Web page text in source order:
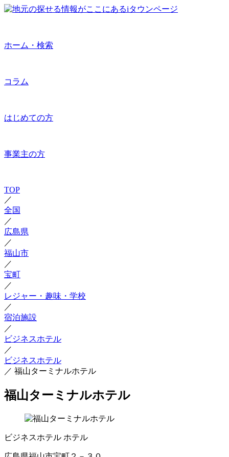
ホーム・検索
コラム
はじめての方
事業主の方
TOP
／
全国
／
広島県
／
福山市
／
宝町
／
レジャー・趣味・学校
／
宿泊施設
／
ビジネスホテル
／
ビジネスホテル
／ 福山ターミナルホテル
福山ターミナルホテル
ビジネスホテル ホテル